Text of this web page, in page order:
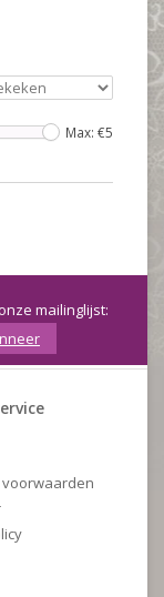
Max: €5
mailinglijst: